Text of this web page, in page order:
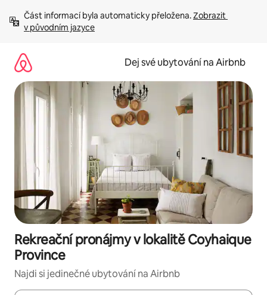
obsah
Část informací byla automaticky přeložena. Zobrazit
v původním jazyce
Dej své ubytování na Airbnb
Rekreační pronájmy v lokalitě Coyhaique
Province
Najdi si jedinečné ubytování na Airbnb